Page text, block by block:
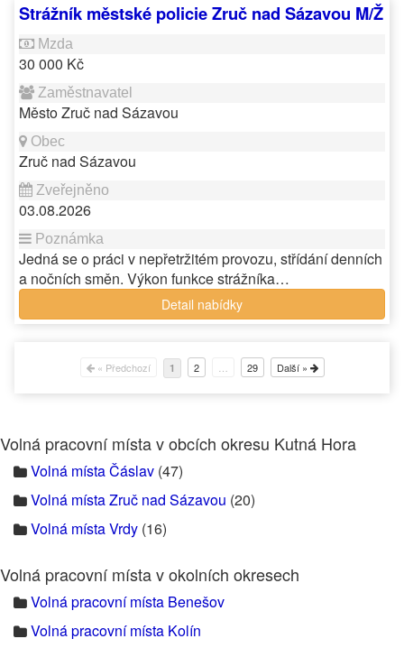
Strážník městské policie Zruč nad Sázavou M/Ž
30 000 Kč
Město Zruč nad Sázavou
Zruč nad Sázavou
03.08.2026
Jedná se o práci v nepřetržitém provozu, střídání denních
a nočních směn. Výkon funkce strážníka…
Detail nabídky
« Předchozí 1 2 29 Další »
Volná pracovní místa v obcích okresu Kutná Hora
Volná místa Čáslav (47)
Volná místa Zruč nad Sázavou (20)
Volná místa Vrdy (16)
Volná pracovní místa v okolních okresech
Volná pracovní místa Benešov
Volná pracovní místa Kolín